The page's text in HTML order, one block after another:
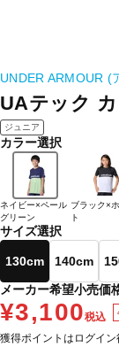
UNDER ARMOUR (
UAテック
ジュニア
カラー選択
ネイビー×ペール
グリーン
ブラック×
ト
サイズ選択
130cm 140cm
メーカー希望小売価
¥3,100税込
獲得ポイントはログイン